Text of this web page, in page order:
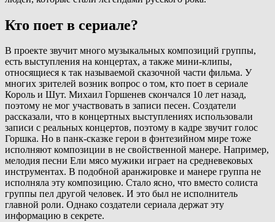
Кто поет в сериале?
В проекте звучит много музыкальных композиций группы,
есть выступления на концертах, а также мини-клипы,
относящиеся к так называемой сказочной части фильма. У
многих зрителей возник вопрос о том, кто поет в сериале
Король и Шут. Михаил Горшенев скончался 10 лет назад,
поэтому не мог участвовать в записи песен. Создатели
рассказали, что в концертных выступлениях использовали
записи с реальных концертов, поэтому в кадре звучит голос
Горшка. Но в панк-сказке герои в фэнтезийном мире тоже
исполняют композиции в не свойственной манере. Например,
мелодия песни Ели мясо мужики играет на средневековых
инструментах. В подобной аранжировке и манере группа не
исполняла эту композицию. Стало ясно, что вместо солиста
группы пел другой человек. И это был не исполнитель
главной роли. Однако создатели сериала держат эту
информацию в секрете.